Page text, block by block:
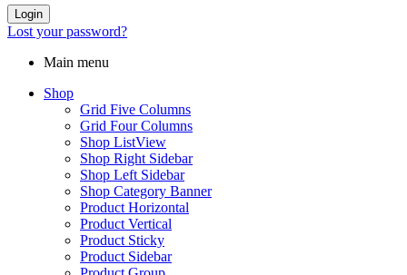
Login
Lost your password?
Main menu
Shop
Grid Five Columns
Grid Four Columns
Shop ListView
Shop Right Sidebar
Shop Left Sidebar
Shop Category Banner
Product Horizontal
Product Vertical
Product Sticky
Product Sidebar